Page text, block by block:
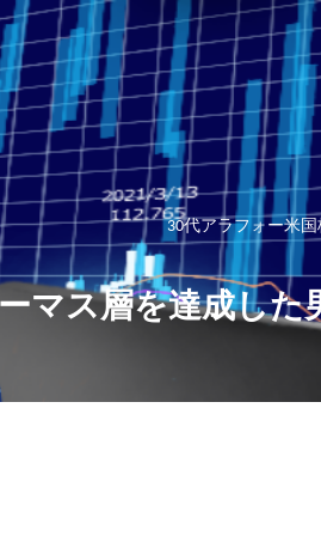
30代アラフォー米国
マス層を達成した